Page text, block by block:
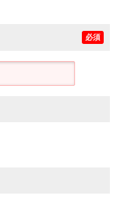
必須